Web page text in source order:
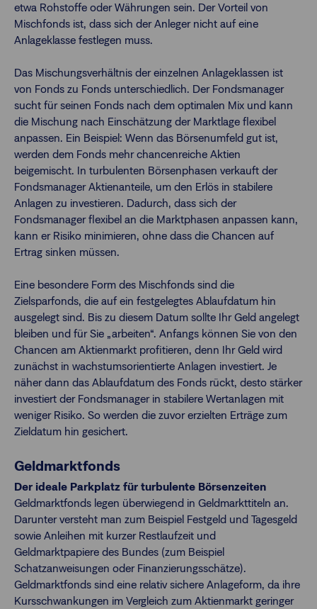
etwa Rohstoffe oder Währungen sein. Der Vorteil von
Mischfonds ist, dass sich der Anleger nicht auf eine
Anlageklasse festlegen muss.
Das Mischungsverhältnis der einzelnen Anlageklassen ist
von Fonds zu Fonds unterschiedlich. Der Fondsmanager
sucht für seinen Fonds nach dem optimalen Mix und kann
die Mischung nach Einschätzung der Marktlage flexibel
anpassen. Ein Beispiel: Wenn das Börsenumfeld gut ist,
werden dem Fonds mehr chancenreiche Aktien
beigemischt. In turbulenten Börsenphasen verkauft der
Fondsmanager Aktienanteile, um den Erlös in stabilere
Anlagen zu investieren. Dadurch, dass sich der
Fondsmanager flexibel an die Marktphasen anpassen kann,
kann er Risiko minimieren, ohne dass die Chancen auf
Ertrag sinken müssen.
Eine besondere Form des Mischfonds sind die
Zielsparfonds, die auf ein festgelegtes Ablaufdatum hin
ausgelegt sind. Bis zu diesem Datum sollte Ihr Geld angelegt
bleiben und für Sie „arbeiten“. Anfangs können Sie von den
Chancen am Aktienmarkt profitieren, denn Ihr Geld wird
zunächst in wachstumsorientierte Anlagen investiert. Je
näher dann das Ablaufdatum des Fonds rückt, desto stärker
investiert der Fondsmanager in stabilere Wertanlagen mit
weniger Risiko. So werden die zuvor erzielten Erträge zum
Zieldatum hin gesichert.
Geldmarktfonds
Der ideale Parkplatz für turbulente Börsenzeiten
Geldmarktfonds legen überwiegend in Geldmarkttiteln an.
Darunter versteht man zum Beispiel Festgeld und Tagesgeld
sowie Anleihen mit kurzer Restlaufzeit und
Geldmarktpapiere des Bundes (zum Beispiel
Schatzanweisungen oder Finanzierungsschätze).
Geldmarktfonds sind eine relativ sichere Anlageform, da ihre
Kursschwankungen im Vergleich zum Aktienmarkt geringer